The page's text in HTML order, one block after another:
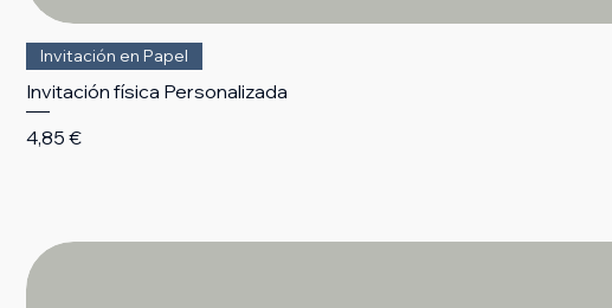
Invitación en Papel
Invitación física Personalizada
Precio
4,85 €